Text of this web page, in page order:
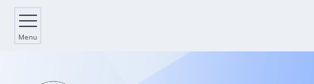
Menu